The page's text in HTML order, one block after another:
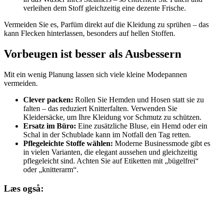
verleihen dem Stoff gleichzeitig eine dezente Frische.
Vermeiden Sie es, Parfüm direkt auf die Kleidung zu sprühen – das
kann Flecken hinterlassen, besonders auf hellen Stoffen.
Vorbeugen ist besser als Ausbessern
Mit ein wenig Planung lassen sich viele kleine Modepannen
vermeiden.
Clever packen: Rollen Sie Hemden und Hosen statt sie zu
falten – das reduziert Knitterfalten. Verwenden Sie
Kleidersäcke, um Ihre Kleidung vor Schmutz zu schützen.
Ersatz im Büro: Eine zusätzliche Bluse, ein Hemd oder ein
Schal in der Schublade kann im Notfall den Tag retten.
Pflegeleichte Stoffe wählen: Moderne Businessmode gibt es
in vielen Varianten, die elegant aussehen und gleichzeitig
pflegeleicht sind. Achten Sie auf Etiketten mit „bügelfrei“
oder „knitterarm“.
Læs også: